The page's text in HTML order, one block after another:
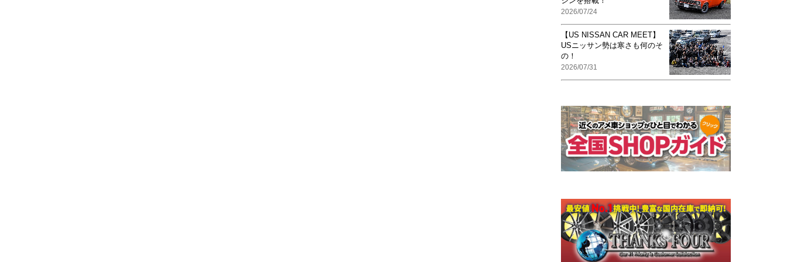
2026/07/24
【US NISSAN CAR MEET】
USニッサン勢は寒さも何のそ
の！
2026/07/31